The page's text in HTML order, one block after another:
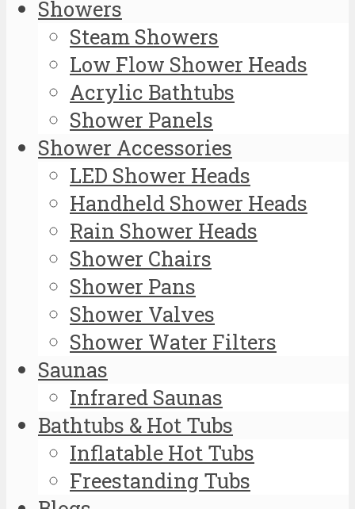
Showers
Steam Showers
Low Flow Shower Heads
Acrylic Bathtubs
Shower Panels
Shower Accessories
LED Shower Heads
Handheld Shower Heads
Rain Shower Heads
Shower Chairs
Shower Pans
Shower Valves
Shower Water Filters
Saunas
Infrared Saunas
Bathtubs & Hot Tubs
Inflatable Hot Tubs
Freestanding Tubs